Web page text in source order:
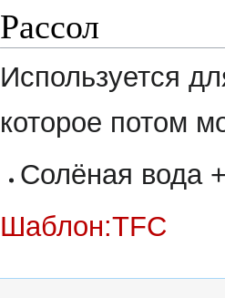
Рассол
Используется
которое потом
Солёная вода
Шаблон:TFC